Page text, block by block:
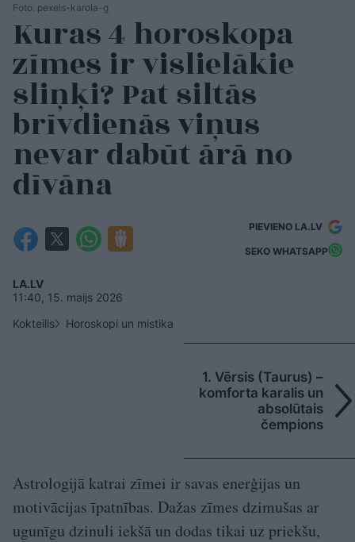
Foto. pexels-karola-g
Kuras 4 horoskopa
zīmes ir vislielākie
sliņķi? Pat siltās
brīvdienās viņus
nevar dabūt ārā no
dīvāna
PIEVIENO LA.LV
SEKO WHATSAPP
LA.LV
11:40, 15. maijs 2026
Kokteilis
Horoskopi un mistika
1. Vērsis (Taurus) –
komforta karalis un
absolūtais
čempions
Astrologijā katrai zīmei ir savas enerģijas un
motivācijas īpatnības. Dažas zīmes dzimušas ar
ugunīgu dzinuli iekšā un dodas tikai uz priekšu,